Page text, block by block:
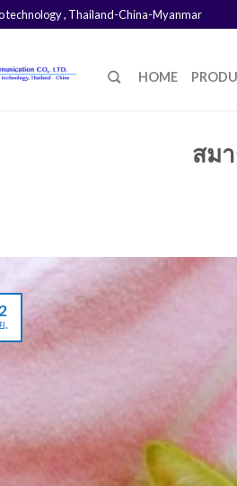
technology , Thailand-China-Myanmar
HOME
สม
.